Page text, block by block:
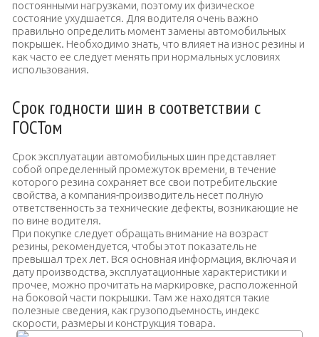
постоянными нагрузками, поэтому их физическое
состояние ухудшается. Для водителя очень важно
правильно определить момент замены автомобильных
покрышек. Необходимо знать, что влияет на износ резины и
как часто ее следует менять при нормальных условиях
использования.
Срок годности шин в соответствии с
ГОСТом
Срок эксплуатации автомобильных шин представляет
собой определенный промежуток времени, в течение
которого резина сохраняет все свои потребительские
свойства, а компания-производитель несет полную
ответственность за технические дефекты, возникающие не
по вине водителя.
При покупке следует обращать внимание на возраст
резины, рекомендуется, чтобы этот показатель не
превышал трех лет. Вся основная информация, включая и
дату производства, эксплуатационные характеристики и
прочее, можно прочитать на маркировке, расположенной
на боковой части покрышки. Там же находятся такие
полезные сведения, как грузоподъемность, индекс
скорости, размеры и конструкция товара.